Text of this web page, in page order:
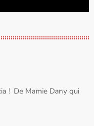
! De Mamie Dany qui